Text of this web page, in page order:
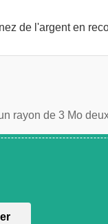
de l'argent en
rayon de 3 Mo